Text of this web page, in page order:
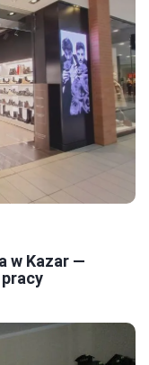
w Kazar —